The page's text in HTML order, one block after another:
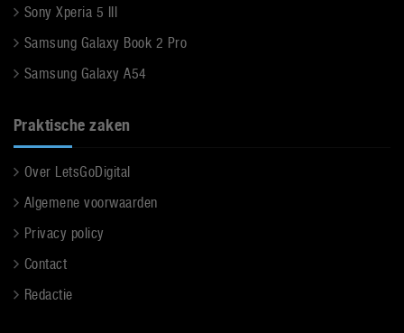
Sony Xperia 5 III
Samsung Galaxy Book 2 Pro
Samsung Galaxy A54
Praktische zaken
Over LetsGoDigital
Algemene voorwaarden
Privacy policy
Contact
Redactie